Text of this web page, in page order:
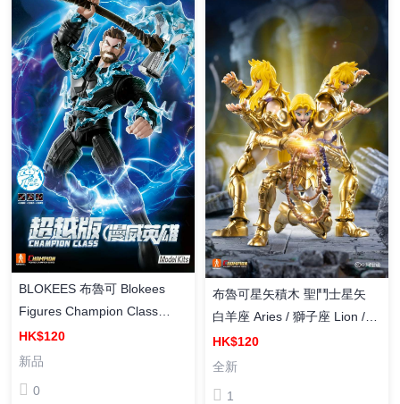
BLOKEES 布魯可 Blokees
Figures Champion Class
Thor 雷神索爾 [超越版] 組裝
模型
HK$120
新品
0
布魯可星矢積木 聖鬥士星矢
白羊座 Aries / 獅子座 Lion /
天蠍座 Scorpio 塑料組裝模型
HK$120
全新
1